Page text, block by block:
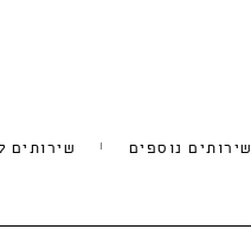
שירותים נוספים שירותים